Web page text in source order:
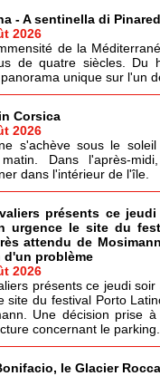
- A sentinella di
2026
de la
de quatre siècles. Du
unique sur l'un
Corsica
2026
s'achève sous le
Dans l'après-
dans l'intérieur de l'île.
présents ce
urgence le site du
attendu de
d'un problème
2026
présents ce jeudi
site du festival Porto
Une décision prise
concernant le parking.
le Glacier